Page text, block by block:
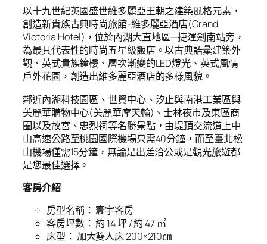
以十九世紀英國盛世維多麗亞王朝之建築風格元素，
創造新貴族古典時尚旅館-維多麗亞酒店(Grand
Victoria Hotel)，位於內湖大直地區—捷運劍南站旁，
為最具代表性的時尚五星級飯店。以古典語彙建築外
觀、英式貴族鐘樓、層次漸變的LED燈光、英式風情
戶外花園，創造出維多麗亞酒店的多樣風貌。
鄰近內湖科技園區、世貿中心、汐止與南港工業區與
美麗華購物中心(美麗華摩天輪)、士林夜市及東區商
圈以及故宮、忠烈祠等名勝景點，由堤頂交流道上中
山高速公路至桃園國際機場只需40分鐘，而至臺北松
山機場僅需15分鐘，無論是出差洽公或是觀光旅遊都
是您最佳選擇。
客房介紹
房型名稱： 寰宇客房
客房坪數： 約 14 坪 / 約 47 ㎡
床型： 加大雙人床 200×210㎝